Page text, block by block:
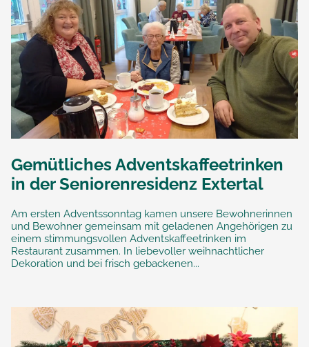
Gemütliches Adventskaffeetrinken
in der Seniorenresidenz Extertal
Am ersten Adventssonntag kamen unsere Bewohnerinnen
und Bewohner gemeinsam mit geladenen Angehörigen zu
einem stimmungsvollen Adventskaffeetrinken im
Restaurant zusammen. In liebevoller weihnachtlicher
Dekoration und bei frisch gebackenen...